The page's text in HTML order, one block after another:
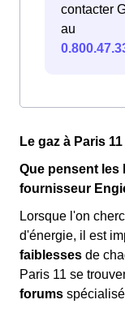
contacter
au
Le gaz à Paris
Que pensent les
fournisseur
Lorsque l'on
d'énergie, il est
faiblesses de
Paris 11 se
forums